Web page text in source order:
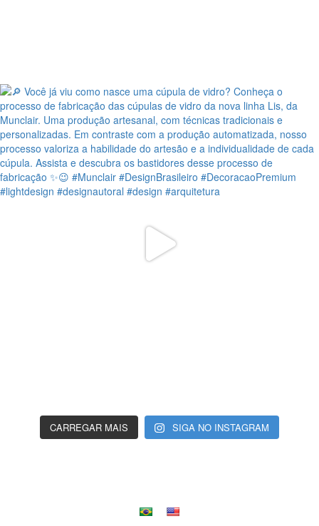
CARREGAR MAIS SIGA NO INSTAGRAM